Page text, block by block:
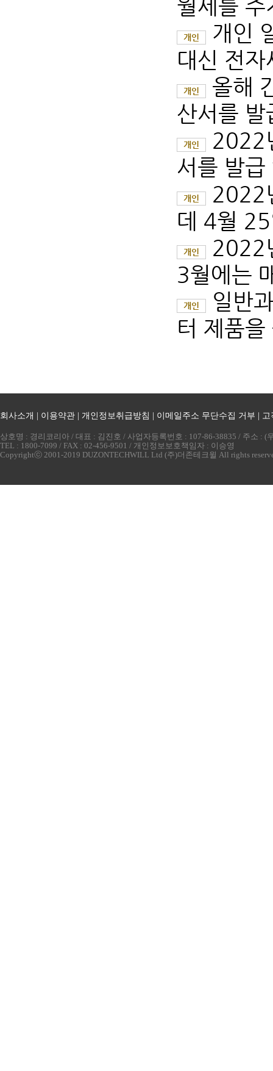
월세를
개인
개인
대신 전
개인
올해
산서를
개인
2022
서를 발
개인
2022
데 4월
개인
2022
3월에는
개인
일반
터 제품
회사소개 이용약관 개인정보취급방침 이메일주소 무단수집 거부 고
상호명 : 경리코리아 / 대표 : 김진호 / 사업자등록번호 : 107-86-38835 / 주소 :
TEL : 1800-7099 / FAX : 02-456-9501 / 개인정보보호책임자 : 이승영
Copyrightⓒ 2001-2019 DUZONTECHWILL Ltd (주)더존테크윌 All rights